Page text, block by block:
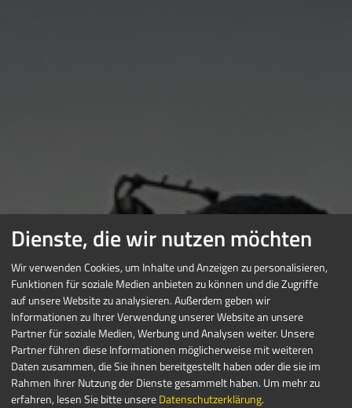
Dienste, die wir nutzen möchten
Wir verwenden Cookies, um Inhalte und Anzeigen zu personalisieren,
Funktionen für soziale Medien anbieten zu können und die Zugriffe
auf unsere Website zu analysieren. Außerdem geben wir
Informationen zu Ihrer Verwendung unserer Website an unsere
Partner für soziale Medien, Werbung und Analysen weiter. Unsere
Partner führen diese Informationen möglicherweise mit weiteren
Daten zusammen, die Sie ihnen bereitgestellt haben oder die sie im
Rahmen Ihrer Nutzung der Dienste gesammelt haben. Um mehr zu
erfahren, lesen Sie bitte unsereDatenschutzerklärung.